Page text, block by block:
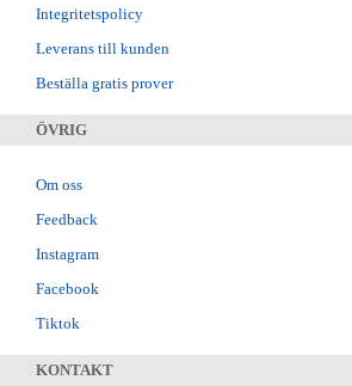
Integritetspolicy
Leverans till kunden
Beställa gratis prover
ÖVRIG
Om oss
Feedback
Instagram
Facebook
Tiktok
KONTAKT